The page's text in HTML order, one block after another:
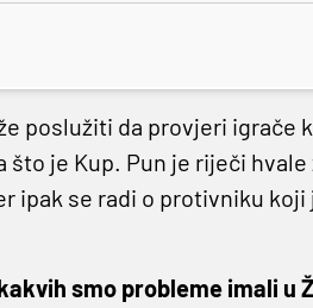
poslužiti da provjeri igrače
je Kup. Pun je riječi hvale
ipak se radi o protivniku koji
smo probleme imali u